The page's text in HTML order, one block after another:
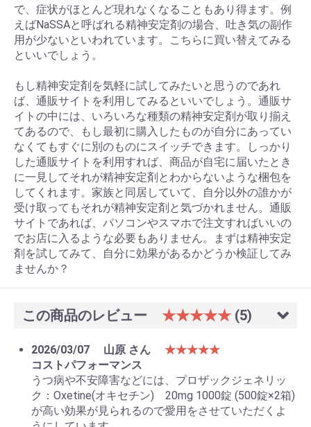
で、症状がほとんど現れなくなることもあり得ます。例
えばNaSSAと呼ばれる精神安定剤の場合、吐き気の副作
用が少ないといわれています。こちらに買い替えてみる
といいでしょう。
もし精神安定剤を気軽に試してみたいと思うのであれ
ば、通販サイトを利用してみるといいでしょう。通販サ
イトの中には、いろいろな種類の精神安定剤が取り揃え
てあるので、もし最初に購入したものが自分にあってい
なくてもすぐに別のものにスイッチできます。しっかり
した通販サイトを利用すれば、商品が自宅に届いたとき
に一見してそれが精神安定剤とわからないような梱包を
してくれます。家族と同居していて、自分以外の誰かが
受け取ってもそれが精神安定剤と気づかれません。通販
サイトであれば、パソコンやスマホで注文すればいいの
でお店に入るような必要もありません。まずは精神安定
剤を試してみて、自分に効果があるかどうか検証してみ
ませんか？
この商品のレビュー ★★★★★ (5)
2026/03/07 山原 さん
★★★★★
コストパフォーマンス
うつ病や不安障害などには、プロザックジェネリッ
ク：Oxetine(オキセチン) 20mg 1000錠 (500錠×2箱)
が高い効果が見られるので愛用をさせていただくよ